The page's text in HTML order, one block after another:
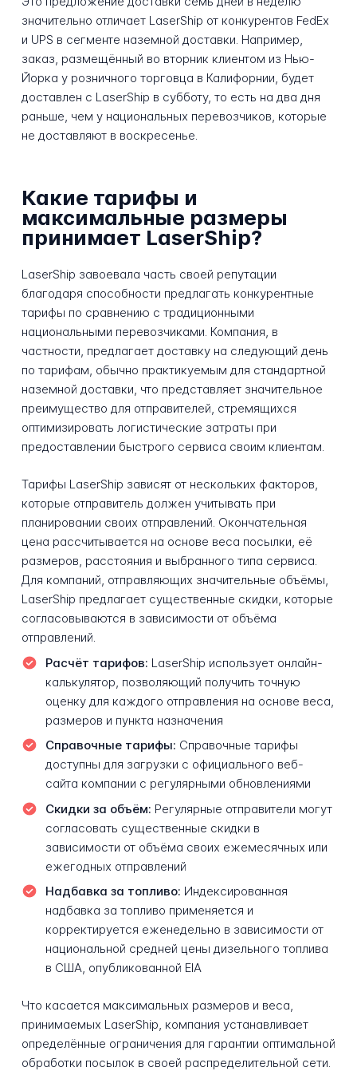
значительно отличает LaserShip от конкурентов FedEx
и UPS в сегменте наземной доставки. Например,
заказ, размещённый во вторник клиентом из Нью-
Йорка у розничного торговца в Калифорнии, будет
доставлен с LaserShip в субботу, то есть на два дня
раньше, чем у национальных перевозчиков, которые
не доставляют в воскресенье.
Какие тарифы и
максимальные размеры
принимает LaserShip?
LaserShip завоевала часть своей репутации
благодаря способности предлагать конкурентные
тарифы по сравнению с традиционными
национальными перевозчиками. Компания, в
частности, предлагает доставку на следующий день
по тарифам, обычно практикуемым для стандартной
наземной доставки, что представляет значительное
преимущество для отправителей, стремящихся
оптимизировать логистические затраты при
предоставлении быстрого сервиса своим клиентам.
Тарифы LaserShip зависят от нескольких факторов,
которые отправитель должен учитывать при
планировании своих отправлений. Окончательная
цена рассчитывается на основе веса посылки, её
размеров, расстояния и выбранного типа сервиса.
Для компаний, отправляющих значительные объёмы,
LaserShip предлагает существенные скидки, которые
согласовываются в зависимости от объёма
отправлений.
Расчёт тарифов: LaserShip использует онлайн-
калькулятор, позволяющий получить точную
оценку для каждого отправления на основе веса,
размеров и пункта назначения
Справочные тарифы: Справочные тарифы
доступны для загрузки с официального веб-
сайта компании с регулярными обновлениями
Скидки за объём: Регулярные отправители могут
согласовать существенные скидки в
зависимости от объёма своих ежемесячных или
ежегодных отправлений
Надбавка за топливо: Индексированная
надбавка за топливо применяется и
корректируется еженедельно в зависимости от
национальной средней цены дизельного топлива
в США, опубликованной EIA
Что касается максимальных размеров и веса,
принимаемых LaserShip, компания устанавливает
определённые ограничения для гарантии оптимальной
обработки посылок в своей распределительной сети.